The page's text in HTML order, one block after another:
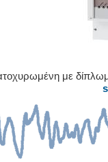
με